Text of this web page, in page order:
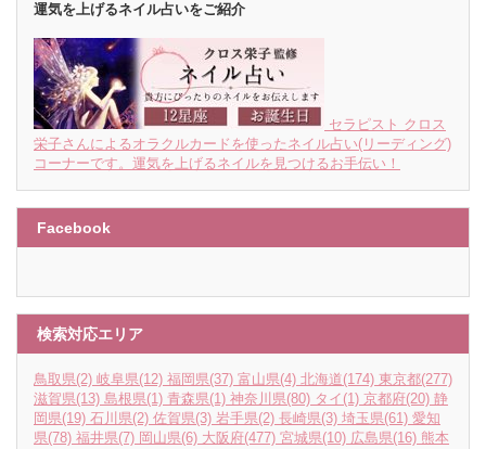
運気を上げるネイル占いをご紹介
セラピスト クロス
栄子さんによるオラクルカードを使ったネイル占い(リーディング)
コーナーです。運気を上げるネイルを見つけるお手伝い！
Facebook
検索対応エリア
鳥取県(2) 岐阜県(12) 福岡県(37) 富山県(4) 北海道(174) 東京都(277)
滋賀県(13) 島根県(1) 青森県(1) 神奈川県(80) タイ (1) 京都府(20) 静
岡県(19) 石川県(2) 佐賀県(3) 岩手県(2) 長崎県(3) 埼玉県(61) 愛知
県(78) 福井県(7) 岡山県(6) 大阪府(477) 宮城県(10) 広島県(16) 熊本